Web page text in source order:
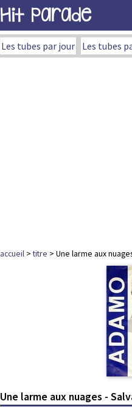
Hit Parade
Les tubes par jour Les tubes
accueil >titre > Une larme aux
Une larme aux nuages -